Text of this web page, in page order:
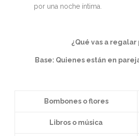
por una noche íntima.
¿Qué vas a regalar
Base: Quienes están en
Bombones o flores
Libros o música